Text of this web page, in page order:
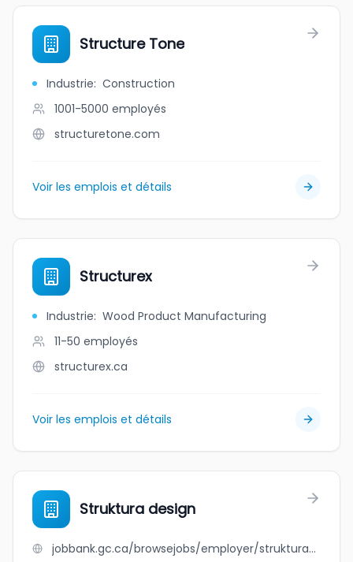
Structure Tone
Industrie: Construction
1001-5000 employés
structuretone.com
Voir les emplois et détails
Structurex
Industrie: Wood Product Manufacturing
11-50 employés
structurex.ca
Voir les emplois et détails
Struktura design
jobbank.gc.ca/browsejobs/employer/struktura+design/ca